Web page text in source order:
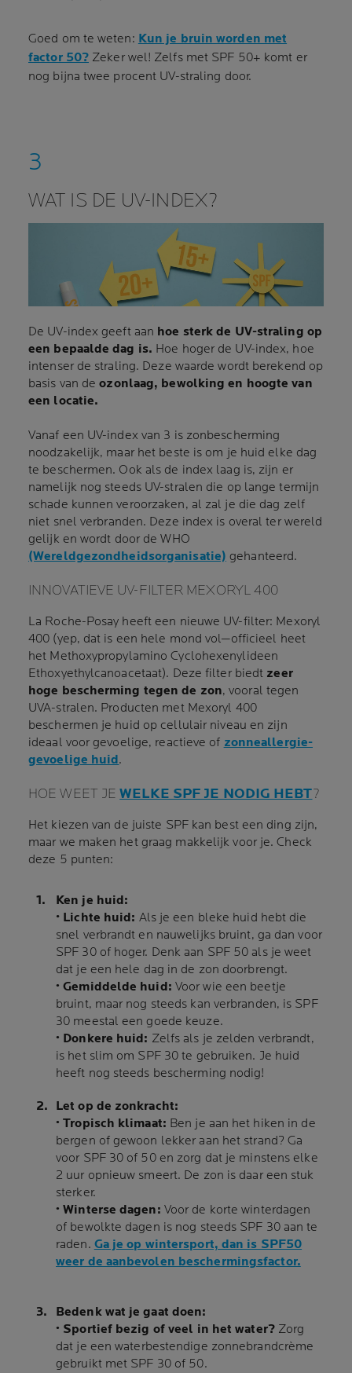
Goed om te weten: Kun je bruin worden met
factor 50? Zeker wel! Zelfs met SPF 50+ komt er
nog bijna twee procent UV-straling door.
WAT IS DE UV-INDEX?
De UV-index geeft aan hoe sterk de UV-straling op
een bepaalde dag is. Hoe hoger de UV-index, hoe
intenser de straling. Deze waarde wordt berekend op
basis van deozonlaag, bewolking en hoogte van
een locatie.
Vanaf een UV-index van 3 is zonbescherming
noodzakelijk, maar het beste is om je huid elke dag
te beschermen. Ook als de index laag is, zijn er
namelijk nog steeds UV-stralen die op lange termijn
schade kunnen veroorzaken, al zal je die dag zelf
niet snel verbranden. Deze index is overal ter wereld
gelijk en wordt door de WHO
(Wereldgezondheidsorganisatie) gehanteerd.
INNOVATIEVE UV-FILTER MEXORYL 400
La Roche-Posay heeft een nieuwe UV-filter: Mexoryl
400 (yep, dat is een hele mond vol—officieel heet
het Methoxypropylamino Cyclohexenylideen
Ethoxyethylcanoacetaat). Deze filter biedt zeer
hoge bescherming tegen de zon, vooral tegen
UVA-stralen. Producten met Mexoryl 400
beschermen je huid op cellulair niveau en zijn
ideaal voor gevoelige, reactieve of zonneallergie-
gevoelige huid.
HOE WEET JEWELKE SPF JE NODIG HEBT?
Het kiezen van de juiste SPF kan best een ding zijn,
maar we maken het graag makkelijk voor je. Check
deze 5 punten:
Ken je huid:
• Lichte huid: Als je een bleke huid hebt die
snel verbrandt en nauwelijks bruint, ga dan voor
SPF 30 of hoger. Denk aan SPF 50 als je weet
dat je een hele dag in de zon doorbrengt.
• Gemiddelde huid: Voor wie een beetje
bruint, maar nog steeds kan verbranden, is SPF
30 meestal een goede keuze.
• Donkere huid: Zelfs als je zelden verbrandt,
is het slim om SPF 30 te gebruiken. Je huid
heeft nog steeds bescherming nodig!
Let op de zonkracht:
• Tropisch klimaat: Ben je aan het hiken in de
bergen of gewoon lekker aan het strand? Ga
voor SPF 30 of 50 en zorg dat je minstens elke
2 uur opnieuw smeert. De zon is daar een stuk
sterker.
• Winterse dagen: Voor de korte winterdagen
of bewolkte dagen is nog steeds SPF 30 aan te
raden. Ga je op wintersport, dan is SPF50
weer de aanbevolen beschermingsfactor.
Bedenk wat je gaat doen:
• Sportief bezig of veel in het water?Zorg
dat je een waterbestendige zonnebrandcrème
gebruikt met SPF 30 of 50.